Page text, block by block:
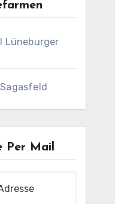
Lüneburger
Per Mail